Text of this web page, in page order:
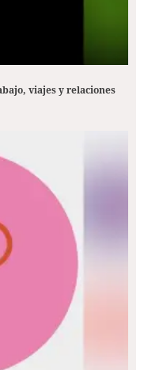
viajes y relaciones